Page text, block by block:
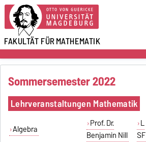
FAKULTÄT FÜRMATHEMATIK
Sommersemester 2022
Lehrveranstaltungen Mathematik
Algebra
Prof. Dr.
Benjamin Nill
L
SF